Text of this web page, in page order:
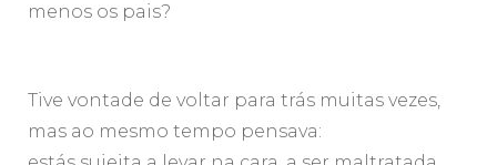
menos os pais?
Tive vontade de voltar para trás muitas vezes,
mas ao mesmo tempo pensava: